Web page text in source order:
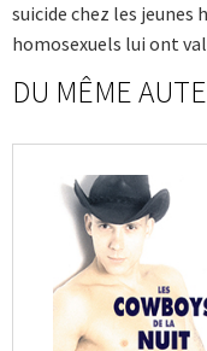
suicide chez les
homosexuels lui ont
DU MÊME